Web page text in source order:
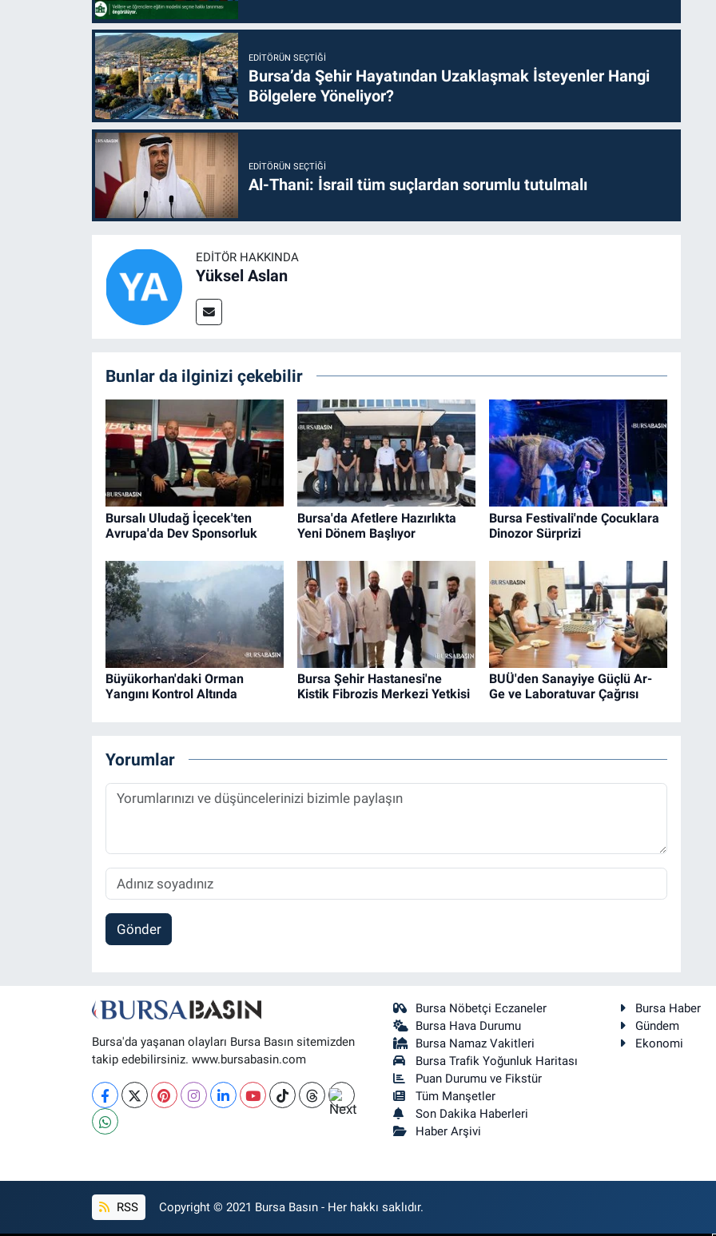
EDITÖRÜN SEÇTIĞI
Bursa’da Şehir Hayatından Uzaklaşmak İsteyenler Hangi
Bölgelere Yöneliyor?
EDITÖRÜN SEÇTIĞI
Al-Thani: İsrail tüm suçlardan sorumlu tutulmalı
EDITÖR HAKKINDA
Yüksel Aslan
Bunlar da ilginizi çekebilir
Bursalı Uludağ İçecek'ten
Avrupa'da Dev Sponsorluk
Bursa'da Afetlere Hazırlıkta
Yeni Dönem Başlıyor
Bursa Festivali'nde Çocuklara
Dinozor Sürprizi
Büyükorhan'daki Orman
Yangını Kontrol Altında
Bursa Şehir Hastanesi'ne
Kistik Fibrozis Merkezi Yetkisi
BUÜ'den Sanayiye Güçlü Ar-
Ge ve Laboratuvar Çağrısı
Yorumlar
Gönder
Bursa'da yaşanan olayları Bursa Basın sitemizden
takip edebilirsiniz. www.bursabasin.com
Bursa Nöbetçi Eczaneler
Bursa Hava Durumu
Bursa Namaz Vakitleri
Bursa Trafik Yoğunluk Haritası
Puan Durumu ve Fikstür
Tüm Manşetler
Son Dakika Haberleri
Haber Arşivi
Bursa Haber
Gündem
Ekonomi
RSS Copyright © 2021 Bursa Basın - Her hakkı saklıdır.